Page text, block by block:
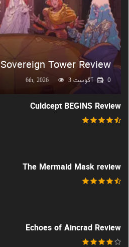
Sovereign Tower Review
آگوست 6th, 2026 3 0
Culdcept BEGINS Review
The Mermaid Mask review
Echoes of Aincrad Review